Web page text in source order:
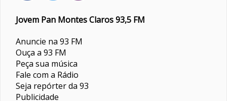
Jovem Pan Montes Claros 93,5 FM
Anuncie na 93 FM
Ouça a 93 FM
Peça sua música
Fale com a Rádio
Seja repórter da 93
Publicidade